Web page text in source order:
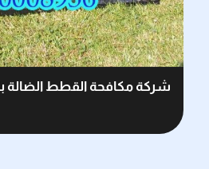
شركة مكافحة القطط الضالة